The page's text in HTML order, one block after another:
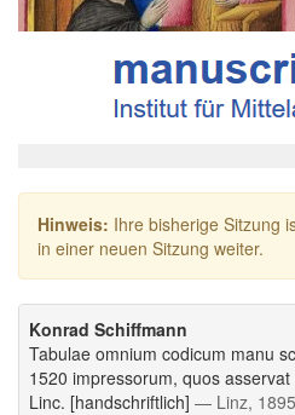
Hinweis: Ihre bisherige Sitzung
in einer neuen Sitzung weiter.
Konrad Schiffmann
Tabulae omnium codicum manu
1520 impressorum, quos
Linc. [handschriftlich] — Linz, 1895